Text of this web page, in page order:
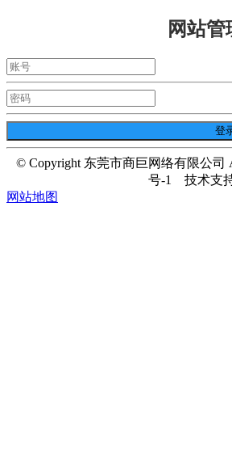
网站管
© Copyright 东莞市商巨网络有限公司
号-1 技术支持
网站地图